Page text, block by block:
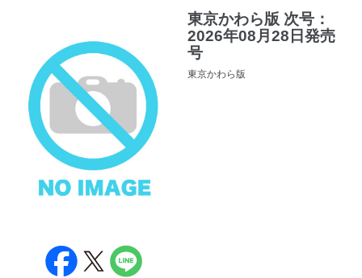
東京かわら版 次号：
2026年08月28日発売
号
東京かわら版